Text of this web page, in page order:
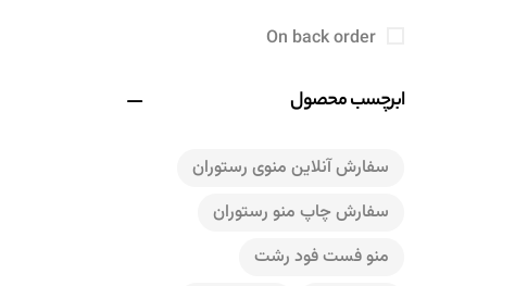
ابرچسب محصول
سفارش آنلاین منوی رستوران
سفارش چاپ منو رستوران
منو فست فود رشت